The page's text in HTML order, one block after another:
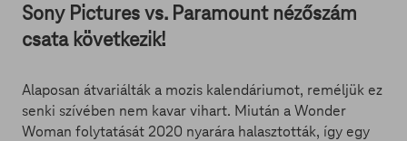
Sony Pictures vs. Paramount nézőszám
csata következik!
Alaposan átvariálták a mozis kalendáriumot, reméljük ez
senki szívében nem kavar vihart. Miután a Wonder
Woman folytatását 2020 nyarára halasztották, így egy